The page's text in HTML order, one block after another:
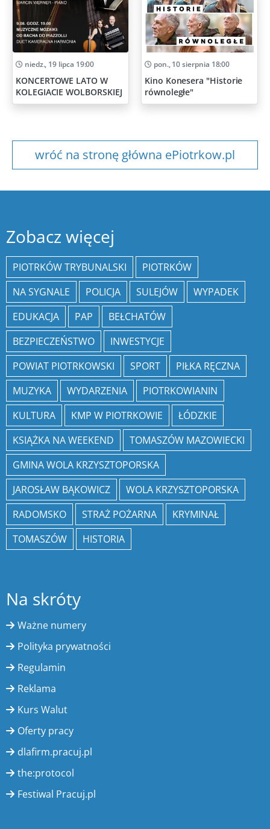
niedz., 19 lipca 19:00
KONCERTOWE LATO W
KOLEGIACIE WOLBORSKIEJ
pon., 10 sierpnia 18:00
Kino Konesera "Historie
równoległe"
wróć na stronę główna ePiotrkow.pl
Zobacz więcej
PIOTRKÓW TRYBUNALSKI
PIOTRKÓW
NA SYGNALE
POLICJA SULEJÓW
WYPADEK
EDUKACJA
PAP
BEŁCHATÓW
BEZPIECZEŃSTWO
INWESTYCJE
POWIAT PIOTRKOWSKI
SPORT
PIŁKA RĘCZNA
MUZYKA
WYDARZENIA
PIOTRKOWIANIN
KULTURA
KMP W PIOTRKOWIE
ŁÓDZKIE
KSIĄŻKA NA WEEKEND
TOMASZÓW MAZOWIECKI
GMINA WOLA KRZYSZTOPORSKA
JAROSŁAW BĄKOWICZ
WOLA KRZYSZTOPORSKA
RADOMSKO
STRAŻ POŻARNA
KRYMINAŁ
TOMASZÓW
HISTORIA
Na skróty
Ważne numery
Polityka prywatności
Regulamin
Reklama
Kurs Walut
Oferty pracy
dlafirm.pracuj.pl
the:protocol
Festiwal Pracuj.pl